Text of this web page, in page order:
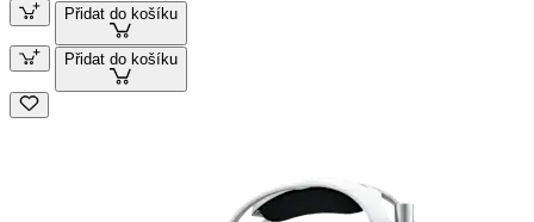
Přidat do košíku
Přidat do košíku